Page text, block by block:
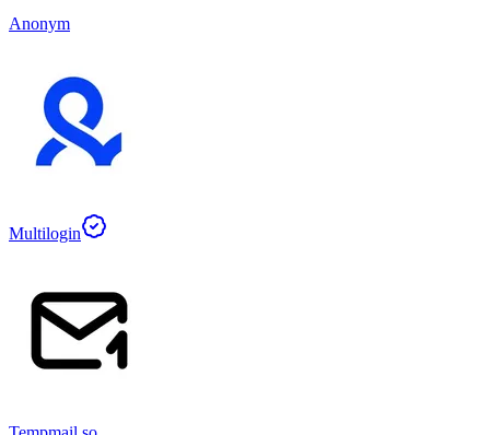
Anonym
Multilogin